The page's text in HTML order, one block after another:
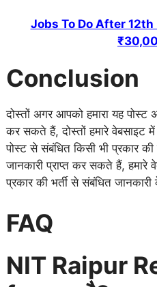
Jobs To Do After 12th
Conclusion
दोस्तों अगर आपको हमारा यह
कर सकते हैं, दोस्तों हमारे वेबसाइट
पोस्ट से संबंधित किसी भी प्रकार
जानकारी प्राप्त कर सकते हैं, हमारे
प्रकार की भर्ती से संबंधित
FAQ
NIT Raipur